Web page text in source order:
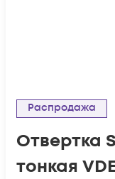
Распродажа
Отвертка
тонкая